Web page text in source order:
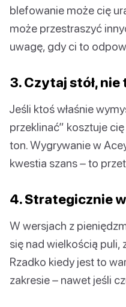
blefowanie może cię
może przestraszyć
uwagę, gdy ci to
3. Czytaj stół,
Jeśli ktoś właśnie
przeklinać” kosztuje
ton. Wygrywanie w
kwestia szans – to
4. Strategicznie
W wersjach z
się nad wielkością puli,
Rzadko kiedy jest to
zakresie – nawet jeśli